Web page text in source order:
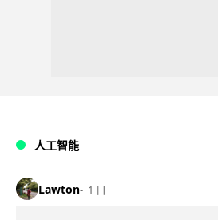
人工智能
Lawton 1 日